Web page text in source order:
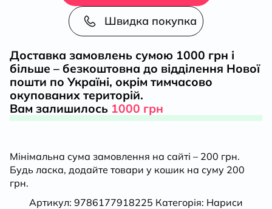
героїв
героїчне
в
кількість
Швидка покупка
Доставка замовлень сумою 1000 грн і
більше – безкоштовна до відділення Нової
пошти по Україні, окрім тимчасово
окупованих територій.
Вам залишилось 1000 грн
Мінімальна сума замовлення на сайті – 200 грн.
Будь ласка, додайте товари у кошик на суму 200
грн.
Артикул: 9786177918225 Категорія: Нариси